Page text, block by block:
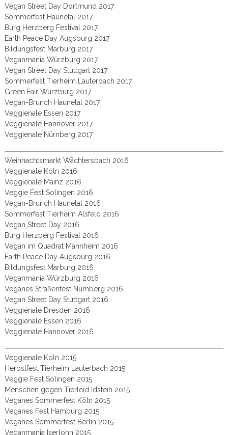
Vegan Street Day Dortmund 2017
Sommerfest Haunetal 2017
Burg Herzberg Festival 2017
Earth Peace Day Augsburg 2017
Bildungsfest Marburg 2017
Veganmania Würzburg 2017
Vegan Street Day Stuttgart 2017
Sommerfest Tierheim Lauterbach 2017
Green Fair Würzburg 2017
Vegan-Brunch Haunetal 2017
Veggienale Essen 2017
Veggienale Hannover 2017
Veggienale Nürnberg 2017
Weihnachtsmarkt Wächtersbach 2016
Veggienale Köln 2016
Veggienale Mainz 2016
Veggie Fest Solingen 2016
Vegan-Brunch Haunetal 2016
Sommerfest Tierheim Alsfeld 2016
Vegan Street Day 2016
Burg Herzberg Festival 2016
Vegan im Quadrat Mannheim 2016
Earth Peace Day Augsburg 2016
Bildungsfest Marburg 2016
Veganmania Würzburg 2016
Veganes Straßenfest Nürnberg 2016
Vegan Street Day Stuttgart 2016
Veggienale Dresden 2016
Veggienale Essen 2016
Veggienale Hannover 2016
Veggienale Köln 2015
Herbstfest Tierheim Lauterbach 2015
Veggie Fest Solingen 2015
Menschen gegen Tierleid Idstein 2015
Veganes Sommerfest Köln 2015
Veganes Fest Hamburg 2015
Veganes Sommerfest Berlin 2015
Veganmania Iserlohn 2015